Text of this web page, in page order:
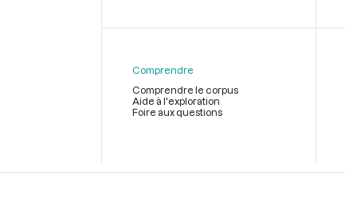
page
Comprendre
Comprendre le corpus
Aide à l'exploration
Foire aux questions